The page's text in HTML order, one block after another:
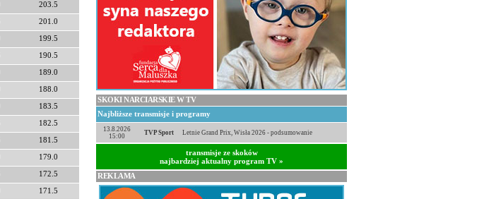
203.5
201.0
199.5
190.5
189.0
188.0
183.5
182.5
181.5
179.0
172.5
171.5
SKOKI NARCIARSKIE W TV
Najbliższe transmisje i programy
13.8.2026
15:00
TVP Sport Letnie Grand Prix, Wisła 2026 - podsumowanie
transmisje ze skoków
najbardziej aktualny program TV »
REKLAMA